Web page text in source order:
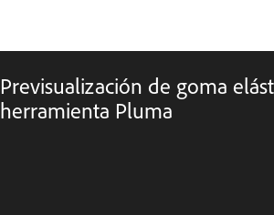
Previsualización de goma
herramienta Pluma